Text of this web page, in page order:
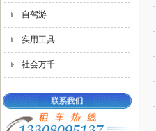
自驾游
实用工具
社会万千
·
·
·
·
·